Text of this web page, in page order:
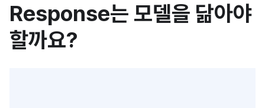
Response는 모델을 닮아야
할까요?